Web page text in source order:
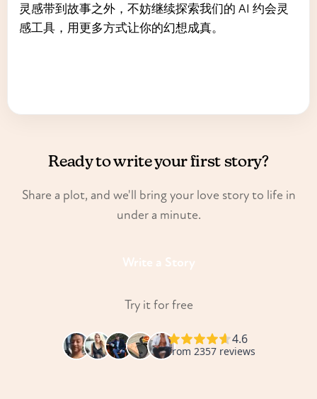
灵感带到故事之外，不妨继续探索我们的 AI 约会灵
感工具，用更多方式让你的幻想成真。
Ready to write your first story?
Share a plot, and we'll bring your love story to life in
under a minute.
Write a Story
Try it for free